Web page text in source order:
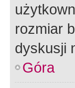
rozmiar
dyskusji
Góra